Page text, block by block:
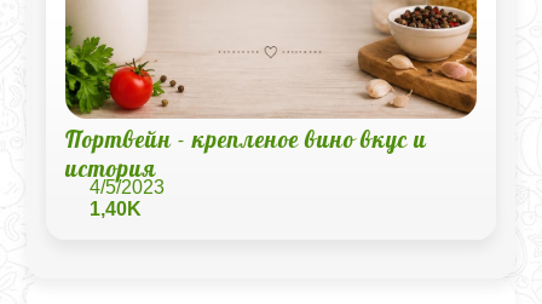
Портвейн - крепленое вино вкус и
история
4/5/2023
1,40K